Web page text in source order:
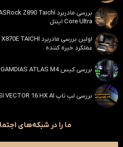
Core Ultra اینتل
عملکرد خیره کننده
بررسی کیس GAMDIAS ATLAS M4 | آکواریومی قابل‌دفاع
بررسی لپ تاپ MSI VECTOR 16 HX AI | هیولایی در پردازش
ما را در شبکه‌های